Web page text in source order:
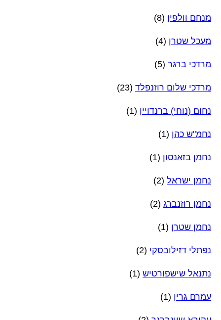
מנחם וולפין (8)
מעכל שטרן (4)
מרדכי ברגר (5)
מרדכי שלום רוזנפלד (23)
נחום (נוחי) ברנדויין (1)
נחמ"ש כהן (1)
נחמן בזאנסון (1)
נחמן ישראל (2)
נחמן רוזנברג (2)
נחמן שטרן (1)
נפתלי דזילובסקי (2)
נתנאל שישפורטיש (1)
עמרם גרין (1)